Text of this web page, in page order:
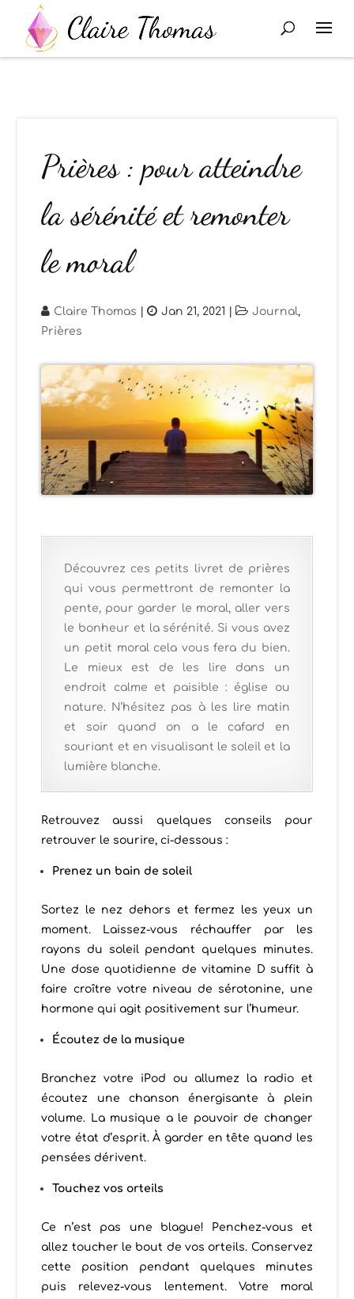
Prières : pour atteindre
la sérénité et remonter
le moral
Claire Thomas | Jan 21, 2021 | Journal,
Prières
Découvrez ces petits livret de prières
qui vous permettront de remonter la
pente, pour garder le moral, aller vers
le bonheur et la sérénité. Si vous avez
un petit moral cela vous fera du bien.
Le mieux est de les lire dans un
endroit calme et paisible : église ou
nature. N’hésitez pas à les lire matin
et soir quand on a le cafard en
souriant et en visualisant le soleil et la
lumière blanche.
Retrouvez aussi quelques conseils pour
retrouver le sourire, ci-dessous :
Prenez un bain de soleil
Sortez le nez dehors et fermez les yeux un
moment. Laissez-vous réchauffer par les
rayons du soleil pendant quelques minutes.
Une dose quotidienne de vitamine D suffit à
faire croître votre niveau de sérotonine, une
hormone qui agit positivement sur l’humeur.
Écoutez de la musique
Branchez votre iPod ou allumez la radio et
écoutez une chanson énergisante à plein
volume. La musique a le pouvoir de changer
votre état d’esprit. À garder en tête quand les
pensées dérivent.
Touchez vos orteils
Ce n’est pas une blague! Penchez-vous et
allez toucher le bout de vos orteils. Conservez
cette position pendant quelques minutes
puis relevez-vous lentement. Votre moral